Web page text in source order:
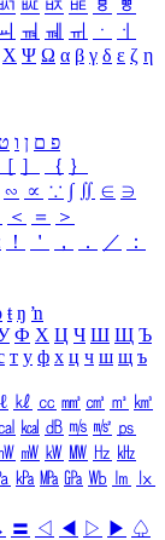
ㅵ ㅶ ㅷ ㅸ
ㅹ
ㆊ ㆋ ㆌ ㆍ
ㆎ
Χ Ψ Ω α β γ δ ε ζ η
פ ם ן ו
［ ］ ｛ ｝
∽ ∝ ∵ ∫ ∬ ∈ ∋
＜ ＝
＞
！ ＇ ， ． ／
：
ŧ ŋ ŉ
Ф Х Ц Ч Ш Щ Ъ
т у ф х ц ч ш щ ъ
ℓ ㎘ ㏄ ㎣ ㎤ ㎥ ㎦
㎉ ㏈ ㎧ ㎨ ㎰
㎽ ㎾ ㎿ ㎐ ㎑
㎪ ㎫ ㎬ ㏝ ㏐
㏓
〓 ◁ ◀ ▷ ▶ ♤